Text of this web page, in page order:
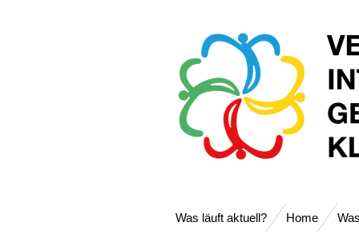
Was läuft aktuell? Home